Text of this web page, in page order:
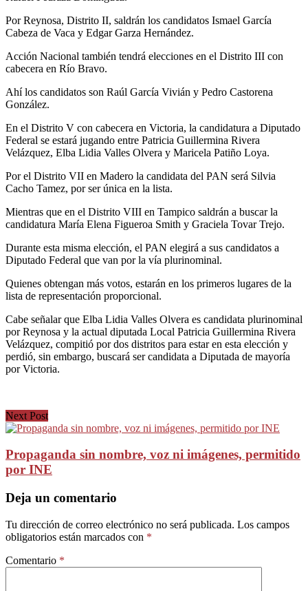
Por Reynosa, Distrito II, saldrán los candidatos Ismael García
Cabeza de Vaca y Edgar Garza Hernández.
Acción Nacional también tendrá elecciones en el Distrito III con
cabecera en Río Bravo.
Ahí los candidatos son Raúl García Vivián y Pedro Castorena
González.
En el Distrito V con cabecera en Victoria, la candidatura a Diputado
Federal se estará jugando entre Patricia Guillermina Rivera
Velázquez, Elba Lidia Valles Olvera y Maricela Patiño Loya.
Por el Distrito VII en Madero la candidata del PAN será Silvia
Cacho Tamez, por ser única en la lista.
Mientras que en el Distrito VIII en Tampico saldrán a buscar la
candidatura María Elena Figueroa Smith y Graciela Tovar Trejo.
Durante esta misma elección, el PAN elegirá a sus candidatos a
Diputado Federal que van por la vía plurinominal.
Quienes obtengan más votos, estarán en los primeros lugares de la
lista de representación proporcional.
Cabe señalar que Elba Lidia Valles Olvera es candidata plurinominal
por Reynosa y la actual diputada Local Patricia Guillermina Rivera
Velázquez, compitió por dos distritos para estar en esta elección y
perdió, sin embargo, buscará ser candidata a Diputada de mayoría
por Victoria.
Next Post
Propaganda sin nombre, voz ni imágenes, permitido
por INE
Deja un comentario
Tu dirección de correo electrónico no será publicada. Los campos
obligatorios están marcados con *
Comentario *